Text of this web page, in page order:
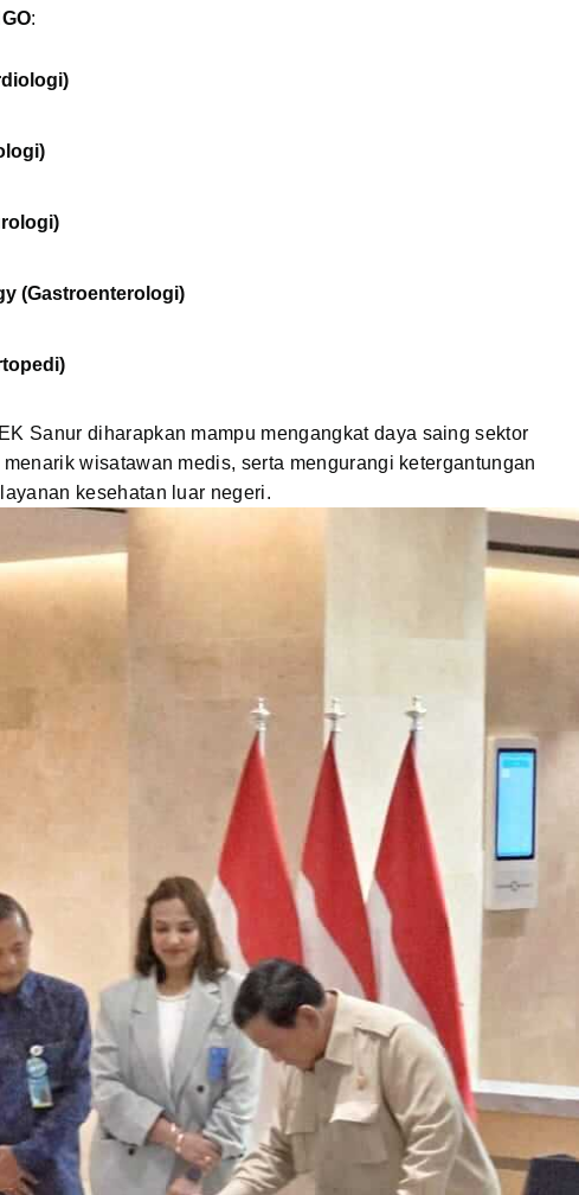
:
(Gastroenterologi)
Sanur diharapkan mampu mengangkat daya saing sektor
wisatawan medis, serta mengurangi ketergantungan
kesehatan luar negeri.